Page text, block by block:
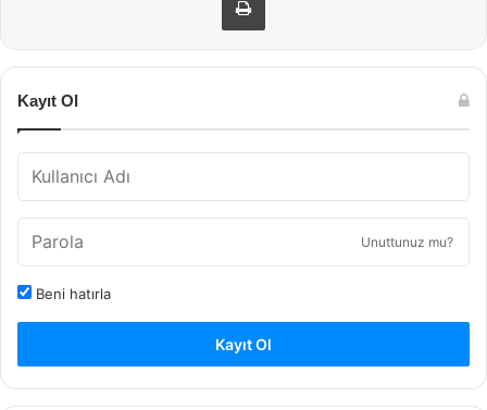
Kayıt Ol
Unuttunuz mu?
Beni hatırla
Kayıt Ol